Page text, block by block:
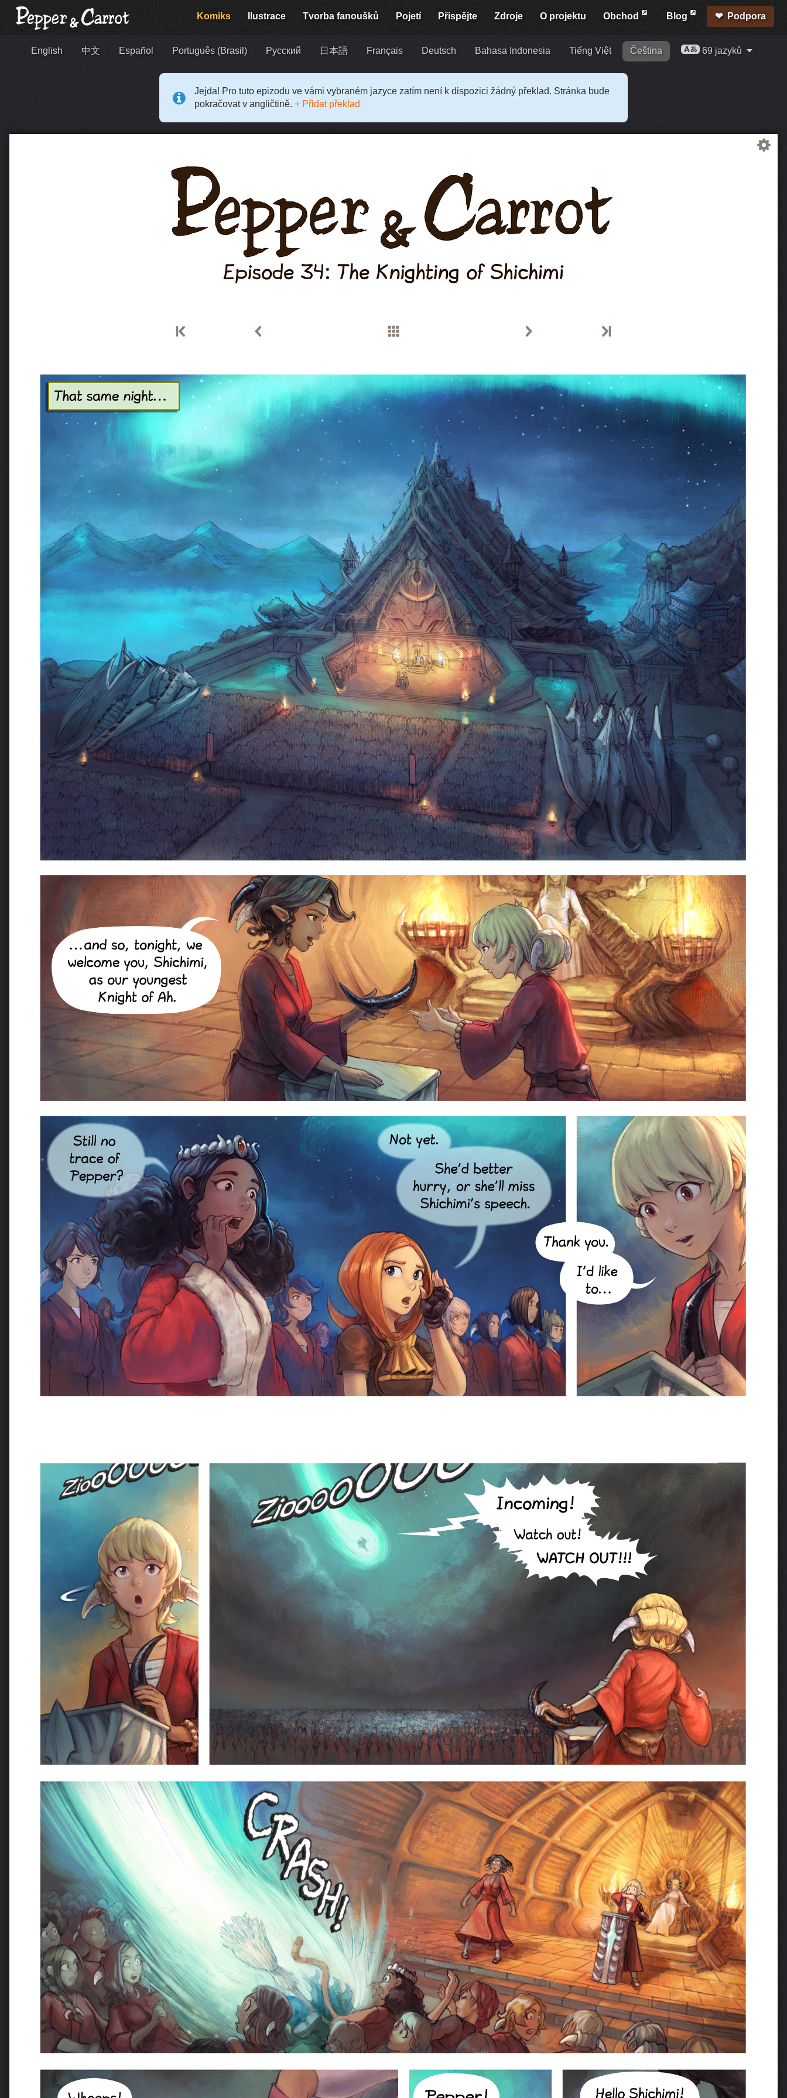
Komiks Ilustrace Tvorba fanoušků Pojetí Přispějte Zdroje O projektu Obchod Blog Podpora
English 中文 Español Português (Brasil) Русский 日本語 Français Deutsch Bahasa Indonesia Tiếng Việt Čeština 69 jazyků
Jejda! Pro tuto epizodu ve vámi vybraném jazyce zatím není k dispozici žádný překlad. Stránka bude
pokračovat v angličtině. + Přidat překlad